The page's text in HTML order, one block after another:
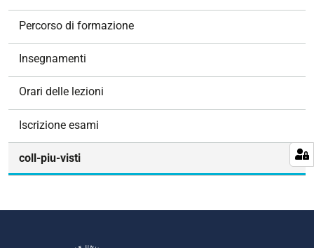
Percorso di formazione
Insegnamenti
Orari delle lezioni
Iscrizione esami
coll-piu-visti